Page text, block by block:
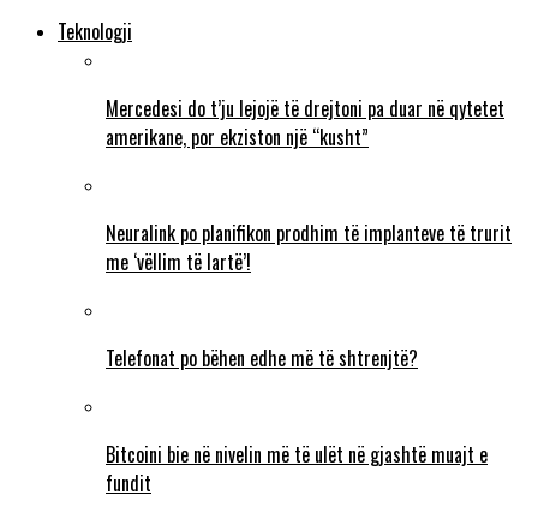
Teknologji
Mercedesi do t’ju lejojë të drejtoni pa duar në qytetet
amerikane, por ekziston një “kusht”
Neuralink po planifikon prodhim të implanteve të trurit
me ‘vëllim të lartë’!
Telefonat po bëhen edhe më të shtrenjtë?
Bitcoini bie në nivelin më të ulët në gjashtë muajt e
fundit